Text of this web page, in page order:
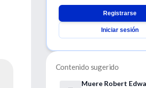
Registrarse
Iniciar sesión
Contenido sugerido
Muere Robert